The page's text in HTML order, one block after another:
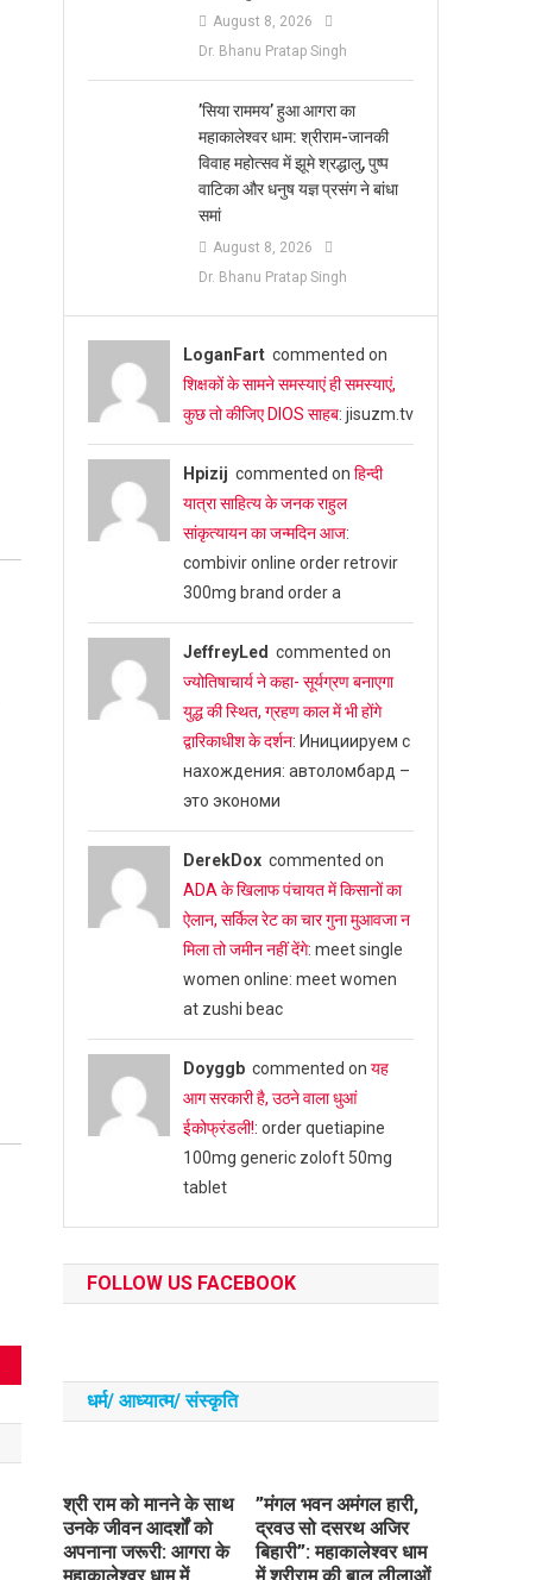
August 8, 2026
Dr. Bhanu Pratap Singh
​’सिया राममय’ हुआ आगरा का
महाकालेश्वर धाम: श्रीराम-जानकी
विवाह महोत्सव में झूमे श्रद्धालु, पुष्प
वाटिका और धनुष यज्ञ प्रसंग ने बांधा
समां
August 8, 2026
Dr. Bhanu Pratap Singh
LoganFartcommented on
शिक्षकों के सामने समस्याएं ही समस्याएं,
कुछ तो कीजिए DIOS साहब: jisuzm.tv
Hpizij commented on हिन्दी
यात्रा साहित्य के जनक राहुल
सांकृत्यायन का जन्‍मदिन आज:
combivir online order retrovir
300mg brand order a
JeffreyLed commented on
ज्योतिषाचार्य ने कहा- सूर्यग्रण बनाएगा
युद्ध की स्थित, ग्रहण काल में भी होंगे
द्वारिकाधीश के दर्शन: Инициируем с
нахождения: автоломбард –
это экономи
DerekDoxcommented on
ADA के खिलाफ पंचायत में किसानों का
ऐलान, सर्किल रेट का चार गुना मुआवजा न
मिला तो जमीन नहीं देंगे: meet single
women online: meet women
at zushi beac
Doyggbcommented on यह
आग सरकारी है, उठने वाला धुआं
ईकोफ्रंडली!: order quetiapine
100mg generic zoloft 50mg
tablet
FOLLOW US FACEBOOK
धर्म/ आध्‍यात्‍म/ संस्‍कृति
​श्री राम को मानने के साथ
उनके जीवन आदर्शों को
अपनाना जरूरी: आगरा के
​”मंगल भवन अमंगल हारी,
द्रवउ सो दसरथ अजिर
बिहारी”: महाकालेश्वर धाम